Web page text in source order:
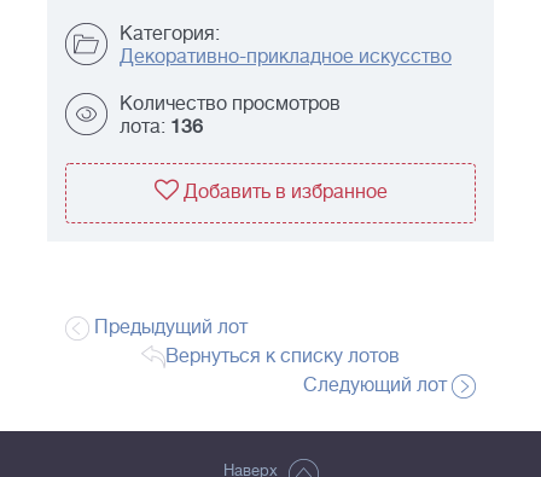
Категория:
Декоративно-прикладное искусство
Количество просмотров
лота: 136
Добавить в избранное
Предыдущий лот
Вернуться к списку лотов
Следующий лот
Наверх